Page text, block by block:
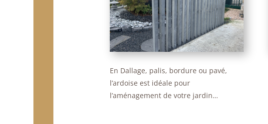
En Dallage, palis, bordure ou pavé,
l’ardoise est idéale pour
l’aménagement de votre jardin…